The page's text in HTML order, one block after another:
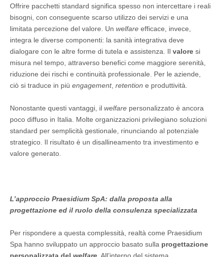
Offrire pacchetti standard significa spesso non intercettare i reali
bisogni, con conseguente scarso utilizzo dei servizi e una
limitata percezione del valore. Un welfare efficace, invece,
integra le diverse componenti: la sanità integrativa deve
dialogare con le altre forme di tutela e assistenza. Il valore si
misura nel tempo, attraverso benefici come maggiore serenità,
riduzione dei rischi e continuità professionale. Per le aziende,
ciò si traduce in più engagement, retention e produttività.
Nonostante questi vantaggi, il welfare personalizzato è ancora
poco diffuso in Italia. Molte organizzazioni privilegiano soluzioni
standard per semplicità gestionale, rinunciando al potenziale
strategico. Il risultato è un disallineamento tra investimento e
valore generato.
L’approccio Praesidium SpA: dalla proposta alla
progettazione ed il ruolo della consulenza specializzata
Per rispondere a questa complessità, realtà come Praesidium
Spa hanno sviluppato un approccio basato sulla progettazione